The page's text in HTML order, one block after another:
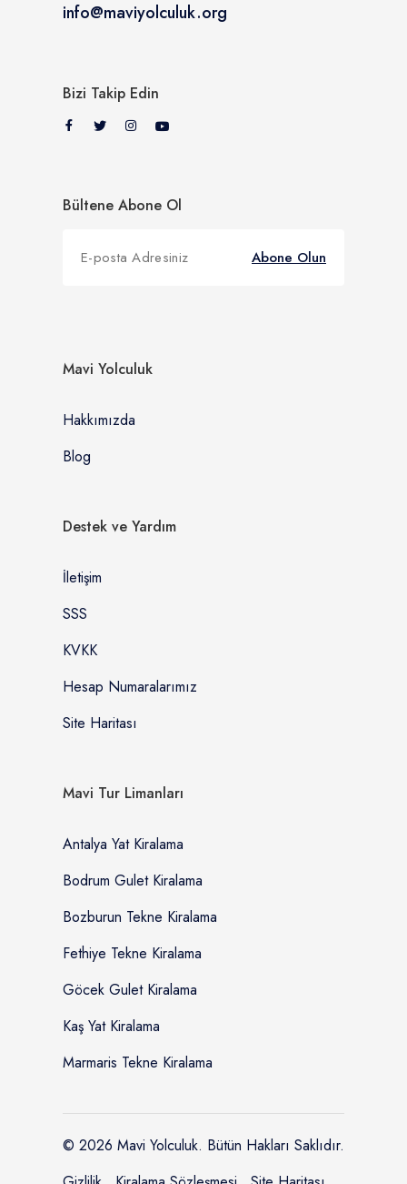
info@maviyolculuk.org
Bizi Takip Edin
Bültene Abone Ol
Abone Olun
Mavi Yolculuk
Hakkımızda
Blog
Destek ve Yardım
İletişim
SSS
KVKK
Hesap Numaralarımız
Site Haritası
Mavi Tur Limanları
Antalya Yat Kiralama
Bodrum Gulet Kiralama
Bozburun Tekne Kiralama
Fethiye Tekne Kiralama
Göcek Gulet Kiralama
Kaş Yat Kiralama
Marmaris Tekne Kiralama
© 2026 Mavi Yolculuk. Bütün Hakları Saklıdır.